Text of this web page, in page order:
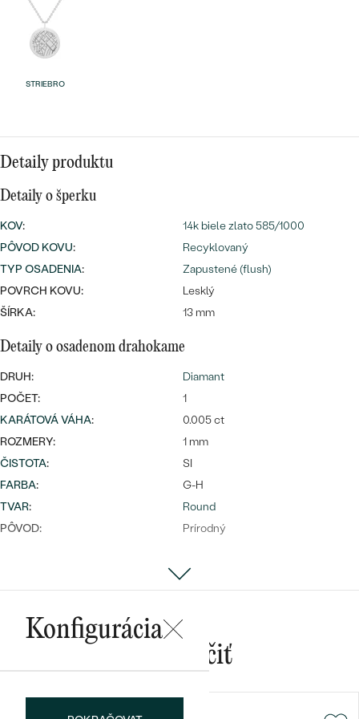
Wave kolekcia
PODĽA TVARU DRAHOKAMU
Bestsellery
náušnice
Personalizované
prívesky
Najpredávanejšie
prstene
STRIEBRO
Detaily produktu
Detaily o šperku
KOV:
14k biele zlato 585/1000
PÔVOD KOVU:
Recyklovaný
TYP OSADENIA:
Zapustené (flush)
POVRCH KOVU:
Lesklý
ŠÍRKA:
13 mm
Detaily o osadenom drahokame
DRUH:
Diamant
POČET:
1
KARÁTOVÁ VÁHA:
0.005 ct
ROZMERY:
1 mm
ČISTOTA:
SI
FARBA:
G-H
TVAR:
Round
PÔVOD:
Prírodný
Konfigurácia
Mohlo by sa vám páčiť